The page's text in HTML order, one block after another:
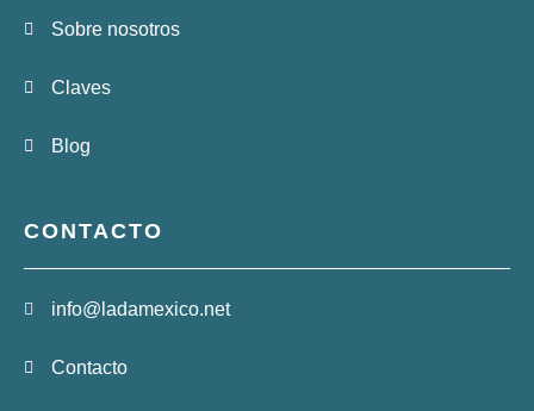
Sobre nosotros
Claves
Blog
CONTACTO
info@ladamexico.net
Contacto